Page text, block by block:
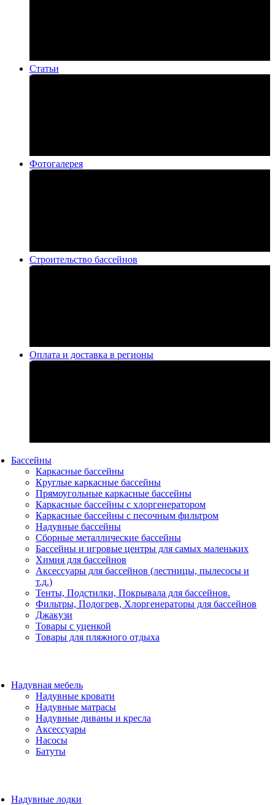
Статьи
Фотогалерея
Строительство бассейнов
Оплата и доставка в регионы
Бассейны
Каркасные бассейны
Круглые каркасные бассейны
Прямоугольные каркасные бассейны
Каркасные бассейны с хлоргенератором
Каркасные бассейны с песочным фильтром
Надувные бассейны
Сборные металлические бассейны
Бассейны и игровые центры для самых маленьких
Химия для бассейнов
Аксессуары для бассейнов (лестницы, пылесосы и
т.д.)
Тенты, Подстилки, Покрывала для бассейнов.
Фильтры, Подогрев, Хлоргенераторы для бассейнов
Джакузи
Товары с уценкой
Товары для пляжного отдыха
Надувная мебель
Надувные кровати
Надувные матрасы
Надувные диваны и кресла
Аксессуары
Насосы
Батуты
Надувные лодки